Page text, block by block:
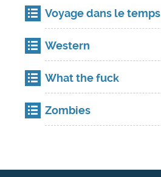
Voyage dans le temps
Western
What the fuck
Zombies